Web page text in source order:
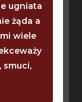
ugniata
żąda a
wiele
smuci,